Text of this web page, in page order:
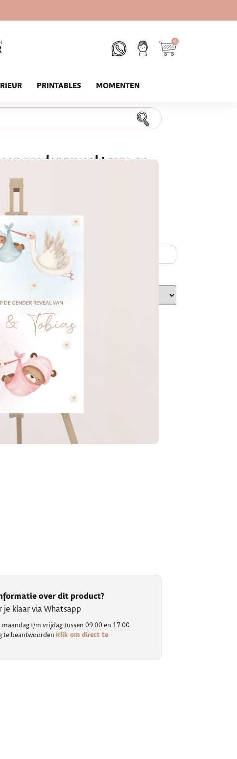
0
PRINTABLES MOMENTEN
gender reveal | roze en
aan winkelwagen
Luxe kwaliteit
Stevig & discreet verpakt
over dit product?
je klaar via Whatsapp
t/m vrijdag tussen 09.00 en 17.00
te beantwoorden Klik om direct te